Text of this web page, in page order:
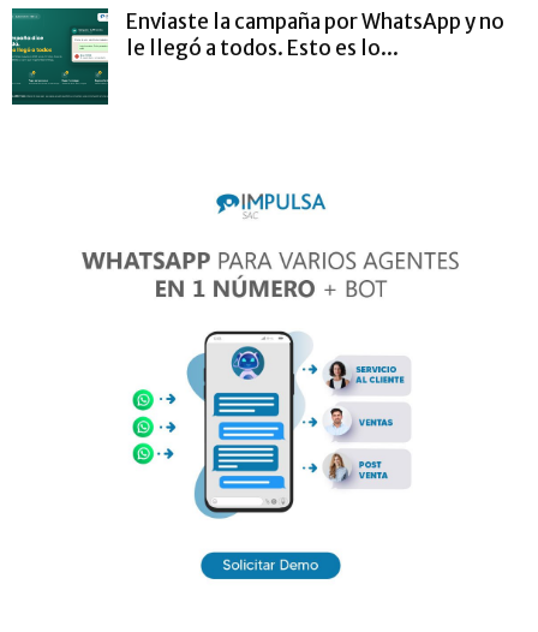
Enviaste la campaña por WhatsApp y no
le llegó a todos. Esto es lo...